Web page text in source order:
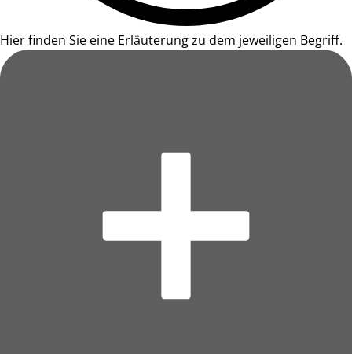
Hier finden Sie eine Erläuterung zu dem jeweiligen Begriff.